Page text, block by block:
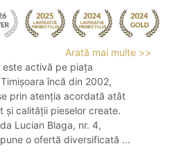
Arată mai multe >>
este activă pe piața
încă din 2002,
prin atenția acordată atât
și calității pieselor create.
Lucian Blaga, nr. 4,
o ofertă diversificată ...